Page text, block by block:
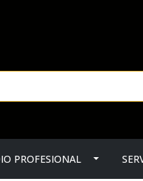
PROFESIONAL